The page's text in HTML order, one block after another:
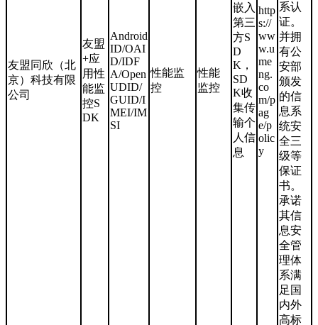
友盟同欣（北
京）科技有限
公司
友盟
+应
用性
能监
控S
DK
Android
ID/OAI
D/IDF
A/Open
UDID/
GUID/I
MEI/IM
SI
性能监
控
性能
监控
嵌入
第三
方S
D
K，
SD
K收
集传
输个
人信
息
http
s://
ww
w.u
me
ng.
co
m/p
ag
e/p
olic
y
系认
证。
并拥
有公
安部
颁发
的信
息系
统安
全三
级等
保证
书。
承诺
其信
息安
全管
理体
系满
足国
内外
高标